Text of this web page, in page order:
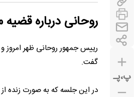
پ،پـ
روحانی درباره قضیه
رییس جمهور روحانی ظهر
گفت.
در این جلسه که به صورت زنده